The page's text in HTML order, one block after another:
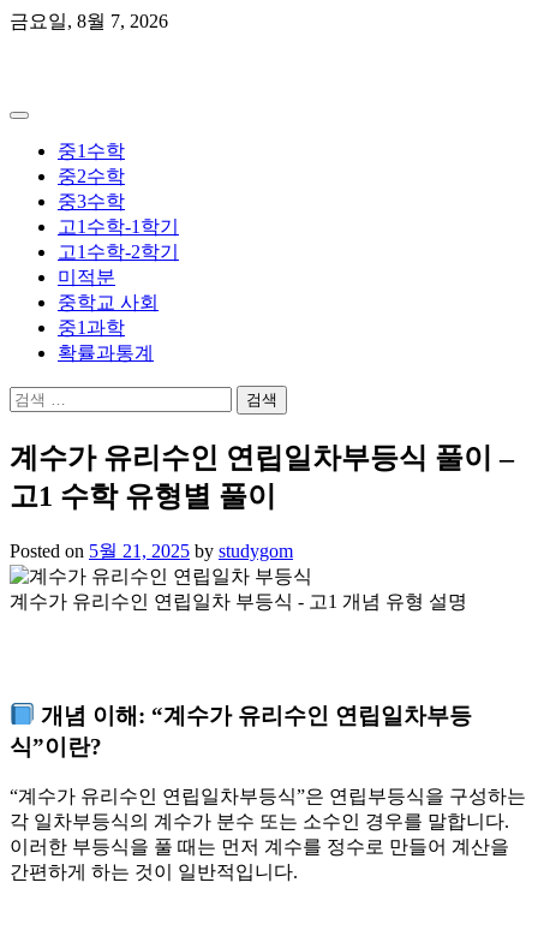
Skip
금요일, 8월 7, 2026
중1수학
중2수학
중3수학
고1수학-1학기
고1수학-2학기
미적분
중학교 사회
중1과학
확률과통계
검
계수가 유리수인 연립일차부등식 풀이 –
고1 수학 유형별 풀이
Posted on 5월 21, 2025 by studygom
계수가 유리수인 연립일차 부등식 - 고1 개념 유형 설명
개념 이해: “계수가 유리수인 연립일차부등
식”이란?
“계수가 유리수인 연립일차부등식”은 연립부등식을 구성하는
각 일차부등식의 계수가 분수 또는 소수인 경우를 말합니다.
이러한 부등식을 풀 때는 먼저 계수를 정수로 만들어 계산을
간편하게 하는 것이 일반적입니다.